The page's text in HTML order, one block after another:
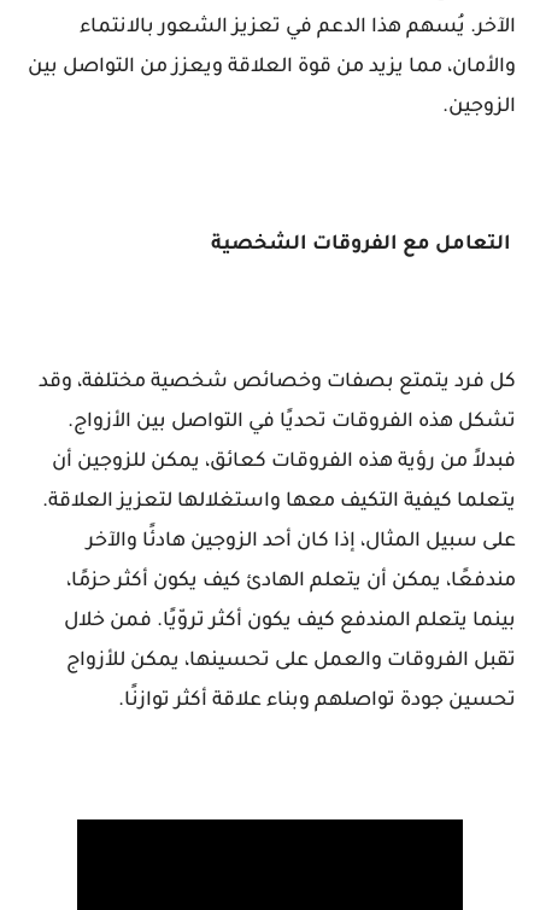
الآخر. يُسهم هذا الدعم في تعزيز الشعور بالانتماء
والأمان، مما يزيد من قوة العلاقة ويعزز من التواصل بين
الزوجين.
التعامل مع الفروقات الشخصية
كل فرد يتمتع بصفات وخصائص شخصية مختلفة، وقد
تشكل هذه الفروقات تحديًا في التواصل بين الأزواج.
فبدلاً من رؤية هذه الفروقات كعائق، يمكن للزوجين أن
يتعلما كيفية التكيف معها واستغلالها لتعزيز العلاقة.
على سبيل المثال، إذا كان أحد الزوجين هادئًا والآخر
مندفعًا، يمكن أن يتعلم الهادئ كيف يكون أكثر حزمًا،
بينما يتعلم المندفع كيف يكون أكثر تروّيًا. فمن خلال
تقبل الفروقات والعمل على تحسينها، يمكن للأزواج
تحسين جودة تواصلهم وبناء علاقة أكثر توازنًا.